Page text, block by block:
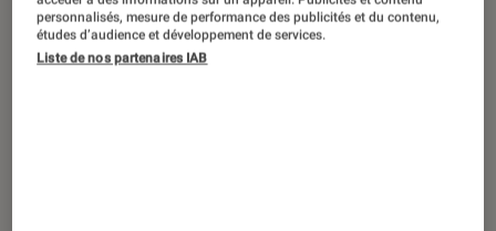
Introduction
C’est le cadeau qui ne prend pas la poussière
personnalisés, mesure de performance des publicités et du contenu,
études d’audience et développement de services.
Liste de nos partenaires IAB